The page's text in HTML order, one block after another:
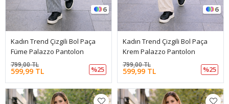
6
Kadın Trend Çizgili Bol Paça
Füme Palazzo Pantolon
599,99 TL
799,00 TL
%25
6
Kadın Trend Çizgili Bol Paça
Krem Palazzo Pantolon
599,99 TL
799,00 TL
%25